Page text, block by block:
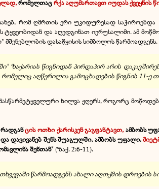
რომელთაცრქა აღუმართავთ იუდას ქვეყნის
რომ ღმრთის ერი უკიდურესად
და აღედგინათ იერუსალიმი. ამ
დასაწყისის სიმბოლოს წარმოადგენს.
ზაქარიას წიგნიდან პირდაპირ არის
აღწერილია გამოცხადების წიგნის 11-ე
ხილვა ჟღერს, როგორც
ცის ოთხი ქარისკენ გაგფანტავთ, ამბობს
დავივანებ შენს შუაგულში, ამბობს უფალი.
შენთან" (ზაქ. 2:6-11).
წარმოადგენს ახალი აღთქმის დროების